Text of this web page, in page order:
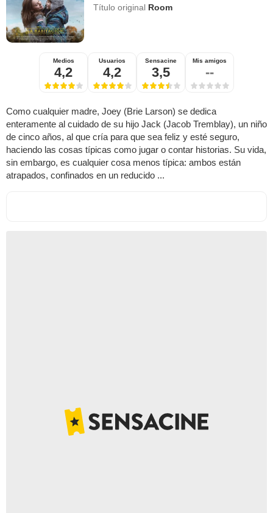
Título original Room
Medios
4,2
Usuarios
4,2
Sensacine
3,5
Mis amigos
--
Como cualquier madre, Joey (Brie Larson) se dedica
enteramente al cuidado de su hijo Jack (Jacob Tremblay), un niño
de cinco años, al que cría para que sea feliz y esté seguro,
haciendo las cosas típicas como jugar o contar historias. Su vida,
sin embargo, es cualquier cosa menos típica: ambos están
atrapados, confinados en un reducido ...